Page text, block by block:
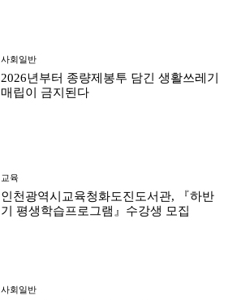
사회일반
2026년부터 종량제봉투 담긴 생활쓰레기
매립이 금지된다
교육
인천광역시교육청화도진도서관, 『하반
기 평생학습프로그램』수강생 모집
사회일반